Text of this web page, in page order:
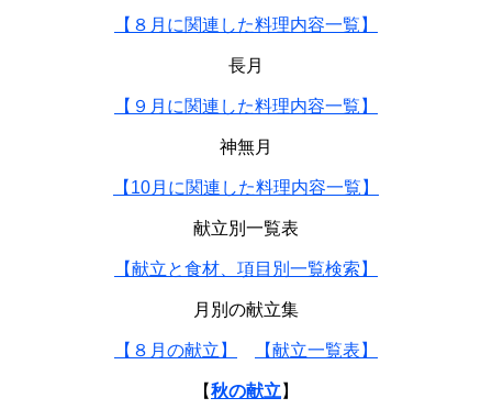
【８月に関連した料理内容一覧】
長月
【９月に関連した料理内容一覧】
神無月
【10月に関連した料理内容一覧】
献立別一覧表
【献立と食材、項目別一覧検索】
月別の献立集
【８月の献立】 【献立一覧表】
【秋の献立 】